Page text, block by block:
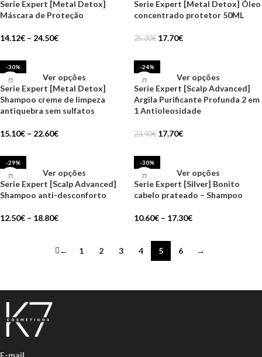
Serie Expert [Metal Detox]
Máscara de Proteção
14.12€ – 24.50€
Serie Expert [Metal Detox] Óleo
concentrado protetor 50ML
25.30€ 17.70€
-30%
Ver opções
Serie Expert [Metal Detox]
Shampoo creme de limpeza
antiquebra sem sulfatos
15.10€ – 22.60€
-24%
Ver opções
Serie Expert [Scalp Advanced]
Argila Purificante Profunda 2 em
1 Antioleosidade
23.40€ 17.70€
-29%
Ver opções
Serie Expert [Scalp Advanced]
Shampoo anti-desconforto
12.50€ – 18.80€
-30%
Ver opções
Serie Expert [Silver] Bonito
cabelo prateado – Shampoo
10.60€ – 17.30€
← 1 2 3 4 5 6 →
E-mail